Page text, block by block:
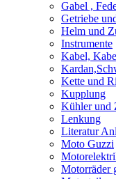
Gabel ,
Getriebe
Helm und
Instrumente
Kabel,
Kette und
Kupplung
Kühler und
Lenkung
Literatur
Moto Guzzi
Motorräder